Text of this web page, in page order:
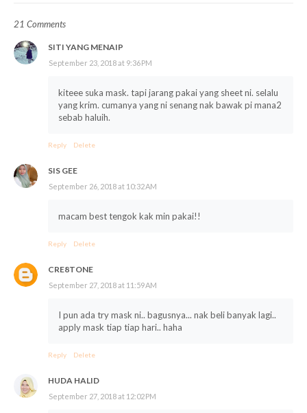
21 Comments
SITI YANG MENAIP
September 23, 2018 at 9:36 PM
kiteee suka mask. tapi jarang pakai yang sheet ni. selalu
yang krim. cumanya yang ni senang nak bawak pi mana2
sebab haluih.
Reply Delete
SIS GEE
September 26, 2018 at 10:32 AM
macam best tengok kak min pakai!!
Reply Delete
CRE8TONE
September 27, 2018 at 11:59 AM
I pun ada try mask ni.. bagusnya... nak beli banyak lagi..
apply mask tiap tiap hari.. haha
Reply Delete
HUDA HALID
September 27, 2018 at 12:02 PM